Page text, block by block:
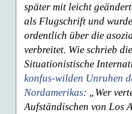
später mit leicht
als Flugschrift und
ordentlich über die
verbreitet. Wie schrieb die
Situationistische
konfus-wilden Unruhen
Nordamerikas: „Wer
Aufständischen von Los